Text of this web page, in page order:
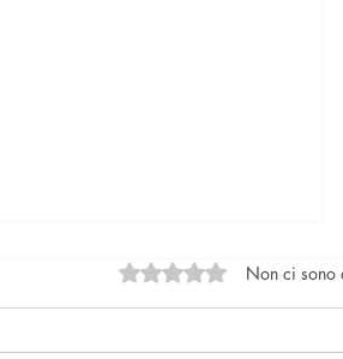
Valutazione 0 stelle su
Non ci sono